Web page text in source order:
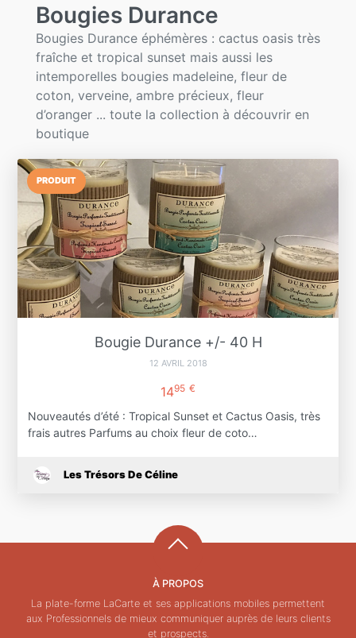
Bougies Durance
Bougies Durance éphémères : cactus oasis très
fraîche et tropical sunset mais aussi les
intemporelles bougies madeleine, fleur de
coton, verveine, ambre précieux, fleur
d’oranger ... toute la collection à découvrir en
boutique
PRODUIT
Bougie Durance +/- 40 H
12 AVRIL 2018
1495 €
Nouveautés d’été : Tropical Sunset et Cactus Oasis, très
frais autres Parfums au choix fleur de coto…
Les Trésors De Céline
À PROPOS
La plate-forme LaCarte et ses applications mobiles permettent
aux Professionnels de mieux communiquer auprès de leurs clients
et prospects.